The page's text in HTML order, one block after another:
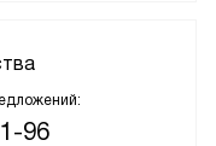
96